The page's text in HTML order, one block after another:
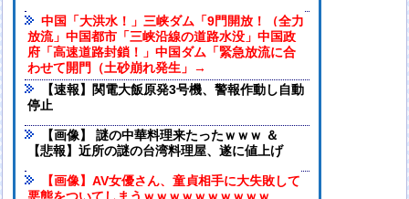
中国「大洪水！」三峡ダム「9門開放！（全力
放流」中国都市「三峡沿線の道路水没」中国政
府「高速道路封鎖！」中国ダム「緊急放流に合
わせて開門（土砂崩れ発生」→
【速報】関電大飯原発3号機、警報作動し自動
停止
【画像】 謎の中華料理来たったｗｗｗ ＆
【悲報】近所の謎の台湾料理屋、遂に値上げ
【画像】AV女優さん、童貞相手に大失敗して